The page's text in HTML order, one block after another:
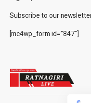
Subscribe to our
[mc4wp_form id=”847″]